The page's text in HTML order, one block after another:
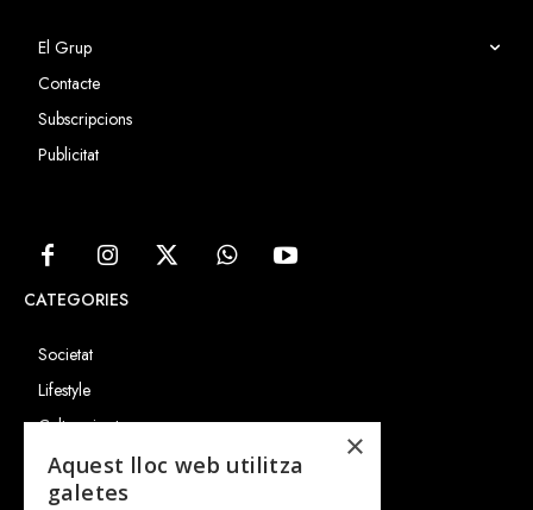
El Grup
Contacte
Subscripcions
Publicitat
CATEGORIES
Societat
Lifestyle
Cultura i art
Entrevistes
Gastronomia
×
Aquest lloc web utilitza
galetes